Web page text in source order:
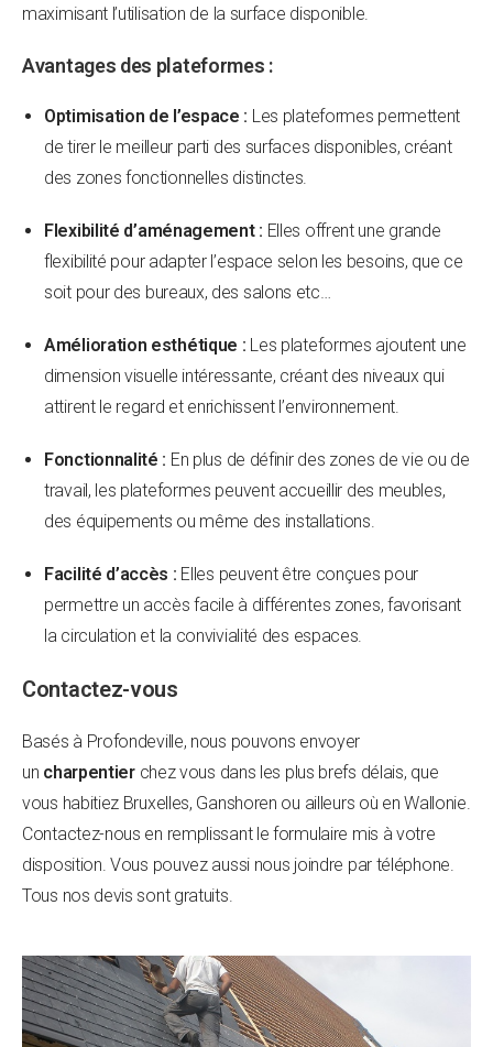
maximisant l’utilisation de la surface disponible.
Avantages des plateformes :
Optimisation de l’espace : Les plateformes permettent
de tirer le meilleur parti des surfaces disponibles, créant
des zones fonctionnelles distinctes.
Flexibilité d’aménagement : Elles offrent une grande
flexibilité pour adapter l’espace selon les besoins, que ce
soit pour des bureaux, des salons etc…
Amélioration esthétique : Les plateformes ajoutent une
dimension visuelle intéressante, créant des niveaux qui
attirent le regard et enrichissent l’environnement.
Fonctionnalité : En plus de définir des zones de vie ou de
travail, les plateformes peuvent accueillir des meubles,
des équipements ou même des installations.
Facilité d’accès : Elles peuvent être conçues pour
permettre un accès facile à différentes zones, favorisant
la circulation et la convivialité des espaces.
Contactez-vous
Basés à Profondeville, nous pouvons envoyer
un charpentierchez vous dans les plus brefs délais, que
vous habitiez Bruxelles, Ganshoren ou ailleurs où en Wallonie.
Contactez-nous en remplissant le formulaire mis à votre
disposition. Vous pouvez aussi nous joindre par téléphone.
Tous nos devis sont gratuits.